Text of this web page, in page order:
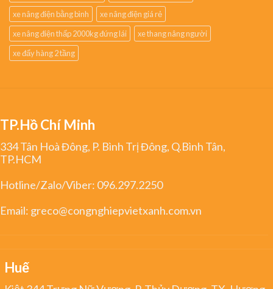
xe nâng điện bằng bình
xe nâng điện giá rẻ
xe nâng điện thấp 2000kg đứng lái
xe thang nâng người
xe đẩy hàng 2 tầng
TP.Hồ Chí Minh
334 Tân Hoà Đông, P. Bình Trị Đông, Q.Bình Tân,
TP.HCM
Hotline/Zalo/Viber: 096.297.2250
Email: greco@congnghiepvietxanh.com.vn
Huế